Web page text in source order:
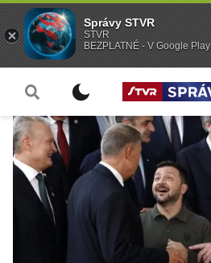
Správy STVR
STVR
BEZPLATNÉ - V Google Play